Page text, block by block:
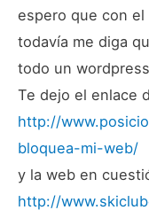
espero que con
todavía me diga
todo un
Te dejo el enlace
http://
bloquea-mi-web/
y la web en
http://